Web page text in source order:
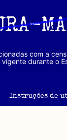
com a
durante o
Instruções de